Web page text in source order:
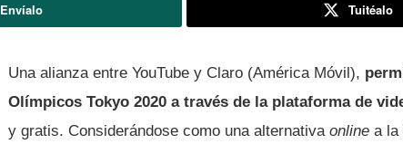
Envíalo Tuitéalo
Una alianza entre YouTube y Claro (América Móvil),
Olímpicos Tokyo 2020 a través de la plataforma de
y gratis. Considerándose como una alternativa online a la